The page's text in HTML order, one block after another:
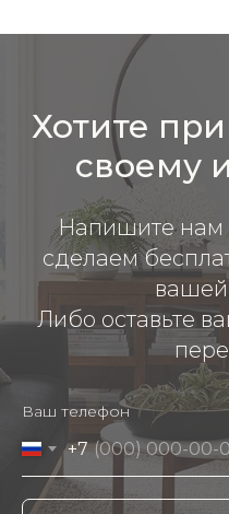
Хотите
своему
Напишите
сделаем
Либо оставьте
Ваш телефон
+7